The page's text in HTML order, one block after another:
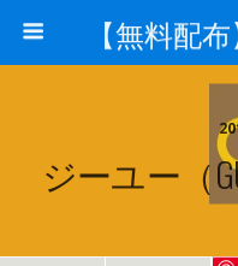
ジーユー（